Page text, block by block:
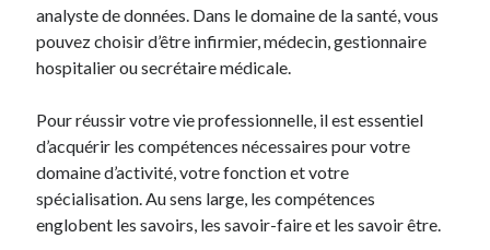
analyste de données. Dans le domaine de la santé, vous
pouvez choisir d’être infirmier, médecin, gestionnaire
hospitalier ou secrétaire médicale.
Pour réussir votre vie professionnelle, il est essentiel
d’acquérir les compétences nécessaires pour votre
domaine d’activité, votre fonction et votre
spécialisation. Au sens large, les compétences
englobent les savoirs, les savoir-faire et les savoir être.